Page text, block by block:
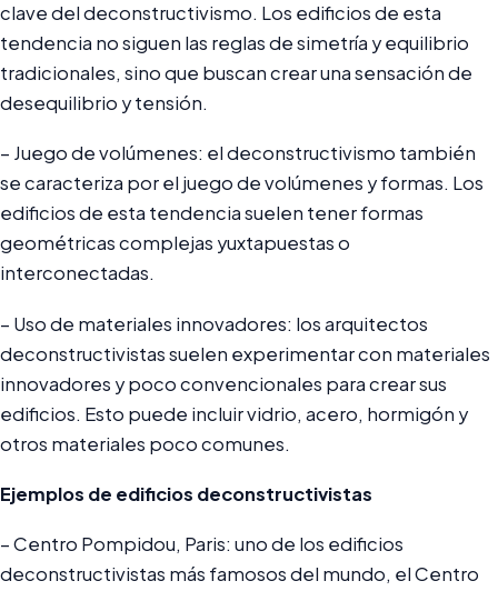
clave del deconstructivismo. Los edificios de esta
tendencia no siguen las reglas de simetría y equilibrio
tradicionales, sino que buscan crear una sensación de
desequilibrio y tensión.
– Juego de volúmenes: el deconstructivismo también
se caracteriza por el juego de volúmenes y formas. Los
edificios de esta tendencia suelen tener formas
geométricas complejas yuxtapuestas o
interconectadas.
– Uso de materiales innovadores: los arquitectos
deconstructivistas suelen experimentar con materiales
innovadores y poco convencionales para crear sus
edificios. Esto puede incluir vidrio, acero, hormigón y
otros materiales poco comunes.
Ejemplos de edificios deconstructivistas
– Centro Pompidou, Paris: uno de los edificios
deconstructivistas más famosos del mundo, el Centro